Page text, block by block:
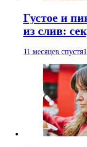
Густое и
из слив:
11 месяцев спустя